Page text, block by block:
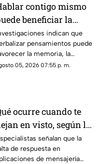
contigo mismo
beneficiar la
y la
indican que
pensamientos puede
la memoria, la
y el manejo de
05, 2026 07:55 p. m.
ocurre cuando te
en visto, según la
señalan que la
de respuesta en
de mensajería